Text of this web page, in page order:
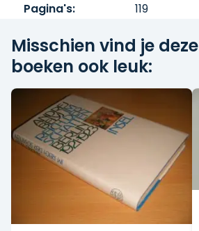
Pagina's:
119
Misschien vind je deze
boeken ook leuk: